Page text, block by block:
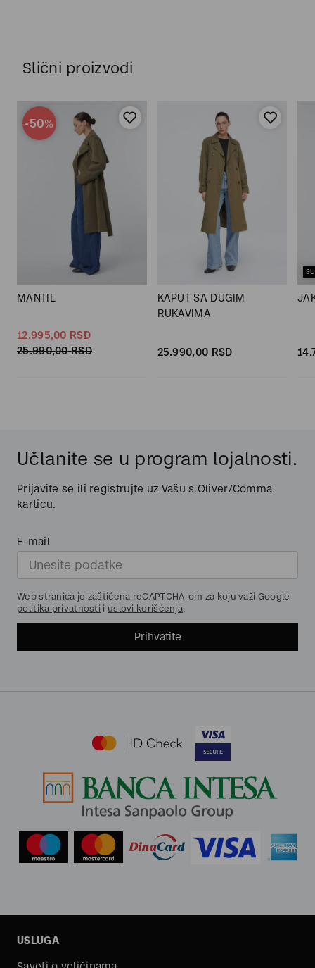
Slični proizvodi
-50%
MANTIL
12.995,00 RSD
25.990,00 RSD
KAPUT SA DUGIM
RUKAVIMA
25.990,00 RSD
Učlanite se u program lojalnosti.
Prijavite se ili registrujte uz Vašu s.Oliver/Comma
karticu.
E-mail
Web stranica je zaštićena reCAPTCHA-om za koju važi Google
politika privatnosti i uslovi korišćenja.
Prihvatite
USLUGA